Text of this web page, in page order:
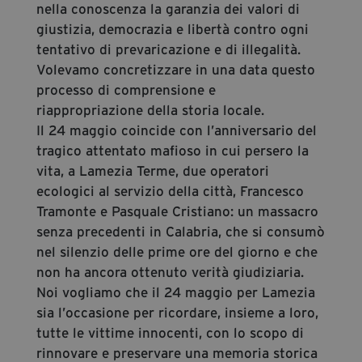
nella conoscenza la garanzia dei valori di
giustizia, democrazia e libertà contro ogni
tentativo di prevaricazione e di illegalità.
Volevamo concretizzare in una data questo
processo di comprensione e
riappropriazione della storia locale.
Il 24 maggio coincide con l’anniversario del
tragico attentato mafioso in cui persero la
vita, a Lamezia Terme, due operatori
ecologici al servizio della città, Francesco
Tramonte e Pasquale Cristiano: un massacro
senza precedenti in Calabria, che si consumò
nel silenzio delle prime ore del giorno e che
non ha ancora ottenuto verità giudiziaria.
Noi vogliamo che il 24 maggio per Lamezia
sia l’occasione per ricordare, insieme a loro,
tutte le vittime innocenti, con lo scopo di
rinnovare e preservare una memoria storica